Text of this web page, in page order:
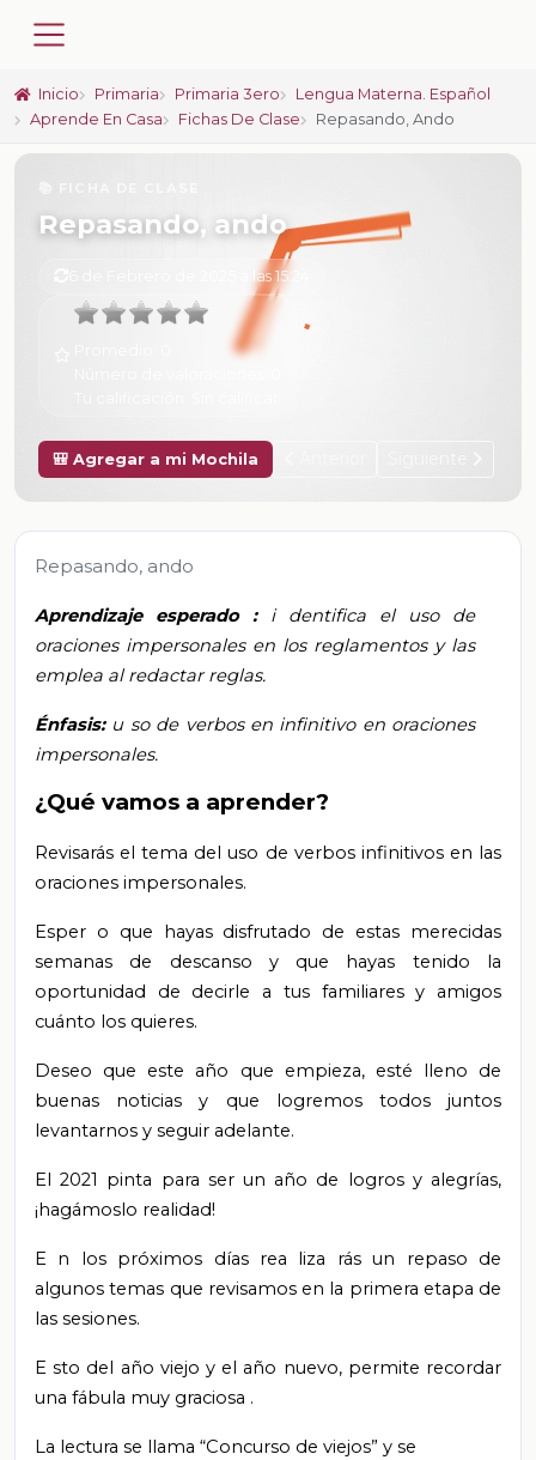
Inicio Primaria Primaria 3ero
Lengua Materna. Español
Aprende En Casa
Fichas De Clase Repasando, Ando
Repasando, ando
6 de Febrero de 2025 a las 15:24
🎒 Agregar a mi Mochila
Repasando, ando
Aprendizaje esperado : i dentifica el uso de
oraciones impersonales en los reglamentos y las
emplea al redactar reglas.
Énfasis: u so de verbos en infinitivo en oraciones
impersonales.
¿Qué vamos a aprender?
Revisarás el tema del uso de verbos infinitivos en las
oraciones impersonales.
Esper o que hayas disfrutado de estas merecidas
semanas de descanso y que hayas tenido la
oportunidad de decirle a tus familiares y amigos
cuánto los quieres.
Deseo que este año que empieza, esté lleno de
buenas noticias y que logremos todos juntos
levantarnos y seguir adelante.
El 2021 pinta para ser un año de logros y alegrías,
¡hagámoslo realidad!
E n los próximos días rea liza rásun repaso de
algunos temas que revisamos en la primera etapa de
las sesiones.
Esto del año viejo y el año nuevo, permite recordar
una fábula muy graciosa .
La lectura se llama “Concurso de viejos” y se